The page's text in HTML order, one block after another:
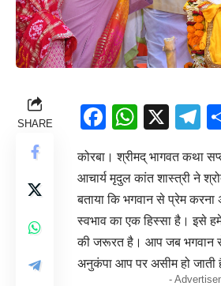
SHARE Facebook
X
कोरबा। श्रीमद् भागवत कथा
आचार्य मृदुल कांत शास्त्री ने
बताया कि भगवान से प्रेम करना
स्वभाव का एक हिस्सा है। इसे
की जरूरत है। आप जब भगवान से
अनुकंपा आप पर असीम हो जाती
-